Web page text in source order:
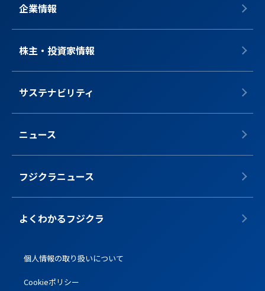
企業情報
株主・投資家情報
サステナビリティ
ニュース
フジクラニュース
よくわかるフジクラ
個人情報の取り扱いについて
Cookieポリシー